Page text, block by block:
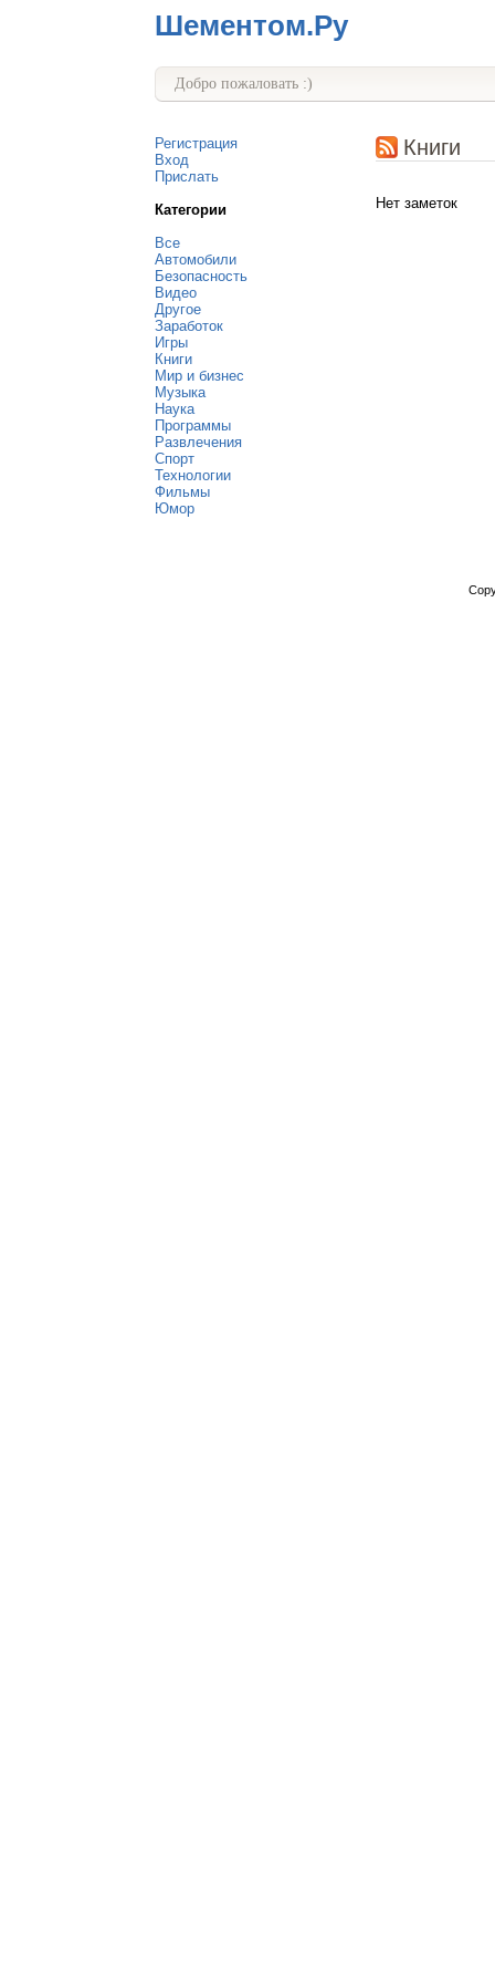
Шементом.Ру
Добро пожаловать :)
Регистрация
Вход
Прислать
Категории
Все
Автомобили
Безопасность
Видео
Другое
Заработок
Игры
Книги
Мир и бизнес
Музыка
Наука
Программы
Развлечения
Спорт
Технологии
Фильмы
Юмор
Книги
Нет заметок